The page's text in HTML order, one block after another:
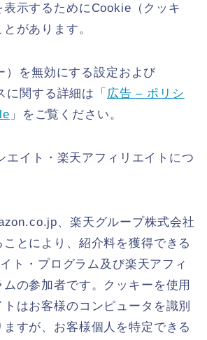
示するためにCookie（クッキ
があります。
）を無効にする設定および
に関する詳細は「 広告 – ポリシ
」をご覧ください。
エイト・楽天アフィリエイトにつ
、楽天グループ株式会社
とにより、紹介料を獲得できる
ト・プログラム及び楽天アフィ
ムの参加者です。クッキーを使用
はお客様のコンピュータを識別
すが、お客様個人を特定できる